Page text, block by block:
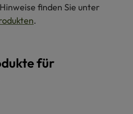
finden Sie unter
.
für